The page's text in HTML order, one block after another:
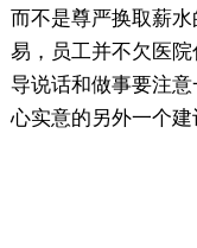
而不是尊严换取薪
易，员工并不欠医
导说话和做事要注
心实意的另外一个建